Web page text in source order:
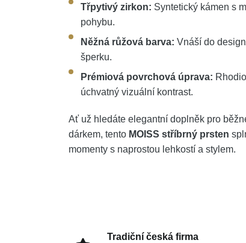
Třpytivý zirkon: Syntetický kámen s
pohybu.
Něžná růžová barva: Vnáší do
šperku.
Prémiová povrchová úprava:
úchvatný vizuální kontrast.
Ať už hledáte elegantní doplněk pro
dárkem, tento MOISS stříbrný prsten
momenty s naprostou lehkostí a stylem.
Tradiční česká firma